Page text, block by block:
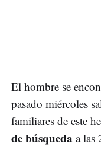
El hombre se
pasado miércoles
familiares de este
de búsqueda a las